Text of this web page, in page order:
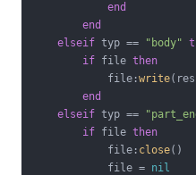
end
end
elseif typ == "body"
if file then
            file:
write
end
elseif typ ==
if file then
            file:
close()
            file =
nil